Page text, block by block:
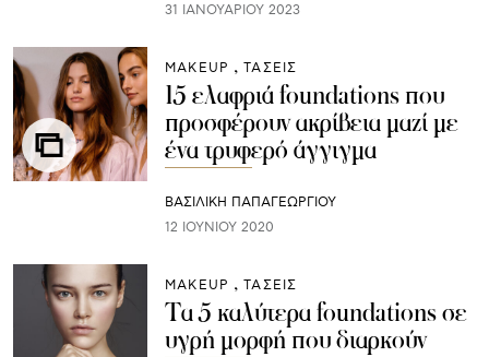
31 ΙΑΝΟΥΑΡΊΟΥ 2023
ΜAKEUP ΤΑΣΕΙΣ
15 ελαφριά foundations που
προσφέρουν ακρίβεια μαζί με
ένα τρυφερό άγγιγμα
ΒΑΣΙΛΙΚΗ ΠΑΠΑΓΕΩΡΓΙΟΥ
12 ΙΟΥΝΊΟΥ 2020
ΜAKEUP ΤΑΣΕΙΣ
Τα 5 καλύτερα foundations σε
υγρή μορφή που διαρκούν